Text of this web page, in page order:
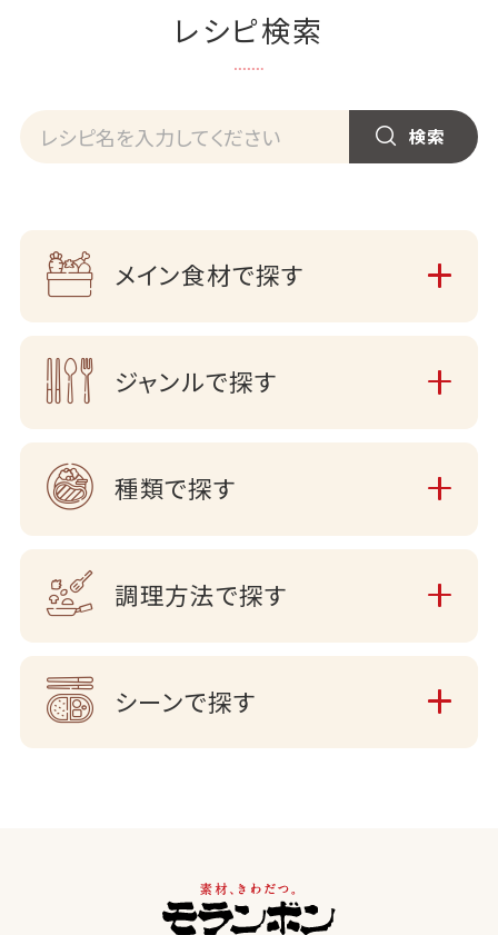
レシピ検索
メイン食材で探す
ジャンルで探す
種類で探す
調理方法で探す
シーンで探す